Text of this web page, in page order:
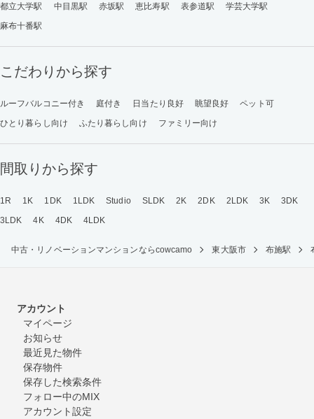
都立大学駅
中目黒駅 赤坂駅 恵比寿駅 表参道駅
学芸大学駅
麻布十番駅
こだわりから探す
ルーフバルコニー付き 庭付き 日当たり良好 眺望良好
ペット可
ひとり暮らし向け
ふたり暮らし向け ファミリー向け
間取りから探す
1R 1K 1DK 1LDK Studio SLDK 2K 2DK 2LDK 3K
3DK
3LDK
4K 4DK 4LDK
中古・リノベーションマンションならcowcamo 東大阪市 布施駅
アカウント
マイページ
お知らせ
最近見た物件
保存物件
保存した検索条件
フォロー中のMIX
アカウント設定